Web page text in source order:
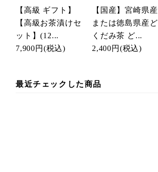
【高級 ギフト】
【高級お茶漬けセ
ット】(12...
7,900円 (税込)
【国産】宮崎県産
または徳島県産ど
くだみ茶 ど...
2,400円 (税込)
最近チェックした商品